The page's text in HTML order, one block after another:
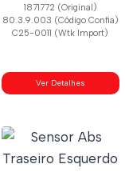
1871772 (Original)
80.3.9.003 (Código Confia)
C25-0011 (Wtk Import)
Ver Detalhes